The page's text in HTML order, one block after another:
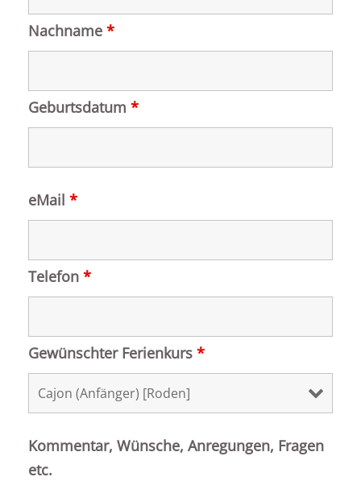
Nachname *
Geburtsdatum *
eMail *
Telefon *
Gewünschter Ferienkurs *
Kommentar, Wünsche, Anregungen, Fragen
etc.